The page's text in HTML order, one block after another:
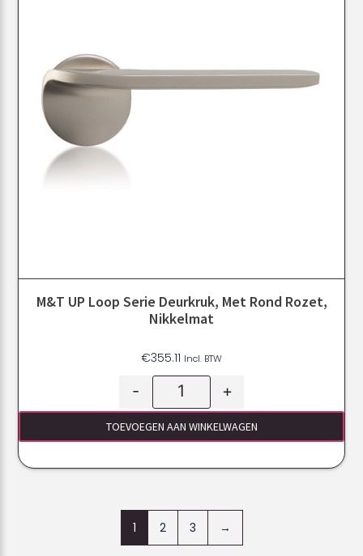
M&T UP Loop Serie Deurkruk, Met Rond Rozet,
Nikkelmat
€355.11 Incl. BTW
- +
TOEVOEGEN AAN WINKELWAGEN
1 2 3 →